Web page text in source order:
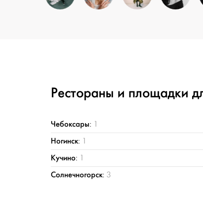
Рестораны и площадки
Чебоксары: 1
Ногинск: 1
Кучино: 1
Солнечногорск: 3